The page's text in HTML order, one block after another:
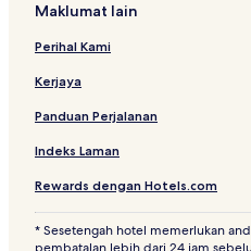
Maklumat lain
Perihal Kami
Kerjaya
Panduan Perjalanan
Indeks Laman
Rewards dengan Hotels.com
* Sesetengah hotel memerlukan